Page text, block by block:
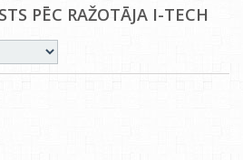
PĒC RAŽOTĀJA I-TECH